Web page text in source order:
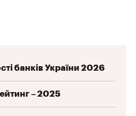
банків України 2026
– 2025